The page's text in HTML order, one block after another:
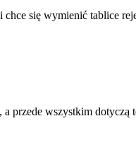
się wymienić tablice
przede wszystkim dotyczą